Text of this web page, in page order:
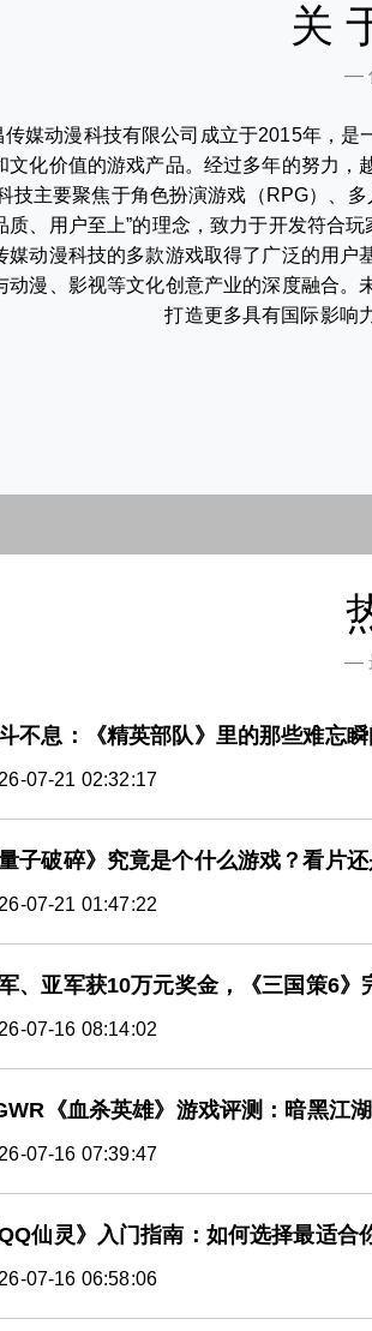
关
—
传媒动漫科技有限公司成立于2015年，
文化价值的游戏产品。经过多年的努力
技主要聚焦于角色扮演游戏（RPG）、
质、用户至上”的理念，致力于开发符合
媒动漫科技的多款游戏取得了广泛的用
动漫、影视等文化创意产业的深度融合
打造更多具有国际影响
—
不息：《精英部队》里的那些难忘瞬
07-21 02:32:17
量子破碎》究竟是个什么游戏？看片还
07-21 01:47:22
、亚军获10万元奖金，《三国策6
07-16 08:14:02
《血杀英雄》游戏评测：暗黑江
07-16 07:39:47
QQ仙灵》入门指南：如何选择最适
07-16 06:58:06